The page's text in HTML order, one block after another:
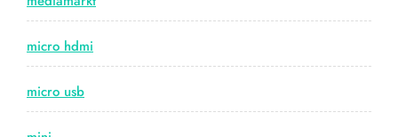
micro hdmi
micro usb